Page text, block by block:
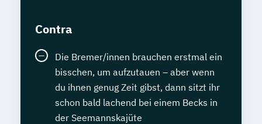
Contra
Die Bremer/innen brauchen erstmal ein
bisschen, um aufzutauen – aber wenn
du ihnen genug Zeit gibst, dann sitzt ihr
schon bald lachend bei einem Becks in
der Seemannskajüte